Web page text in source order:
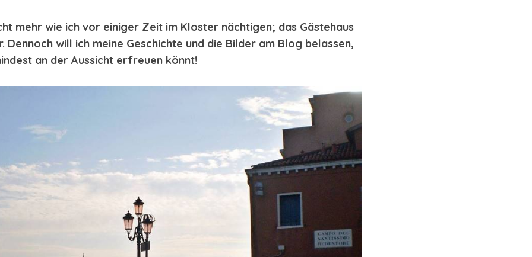
mehr wie ich vor einiger Zeit im Kloster nächtigen; das Gästehaus
Dennoch will ich meine Geschichte und die Bilder am Blog belassen,
an der Aussicht erfreuen könnt!